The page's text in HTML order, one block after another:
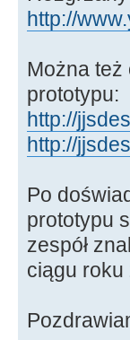
http://
Można
prototypu:
http://
http://
Po
prototypu
zespół
ciągu roku